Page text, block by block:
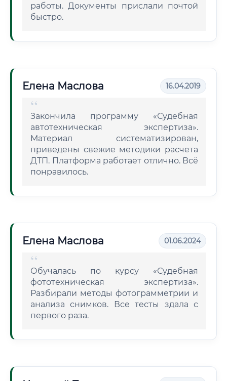
работы. Документы прислали почтой
быстро.
Елена Маслова 16.04.2019
Закончила программу «Судебная
автотехническая экспертиза».
Материал систематизирован,
приведены свежие методики расчета
ДТП. Платформа работает отлично. Всё
понравилось.
Елена Маслова 01.06.2024
Обучалась по курсу «Судебная
фототехническая экспертиза».
Разбирали методы фотограмметрии и
анализа снимков. Все тесты здала с
первого раза.